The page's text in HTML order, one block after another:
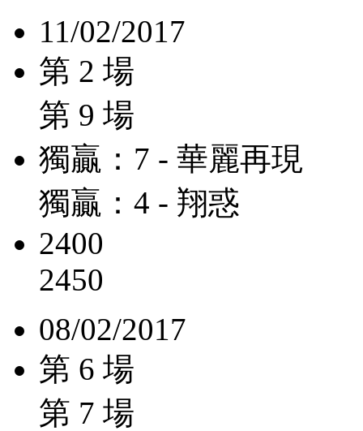
11/02/2017
第 2 場
第 9 場
獨贏：7 - 華麗再現
獨贏：4 - 翔惑
2400
2450
08/02/2017
第 6 場
第 7 場